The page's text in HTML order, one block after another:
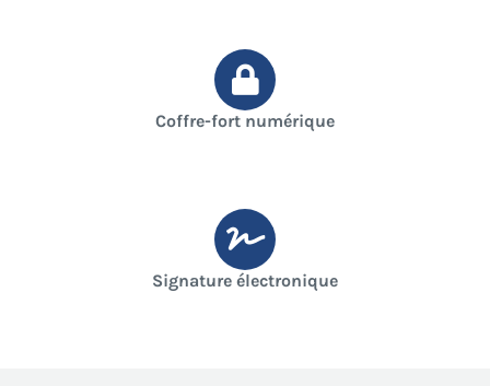
Coffre-fort numérique
Signature électronique